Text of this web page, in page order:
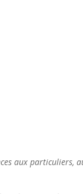
aux particuliers,